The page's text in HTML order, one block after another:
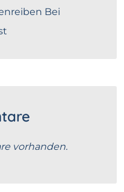
Bei
vorhanden.